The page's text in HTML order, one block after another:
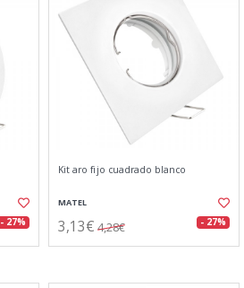
- 27%
Kit aro fijo cuadrado blanco
MATEL
3,13€ 4,28€ - 27%